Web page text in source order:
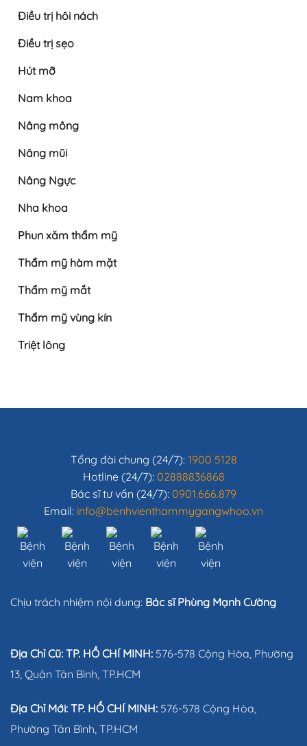
Điều trị hôi nách
Điều trị sẹo
Hút mỡ
Nam khoa
Nâng mông
Nâng mũi
Nâng Ngực
Nha khoa
Phun xăm thẩm mỹ
Thẩm mỹ hàm mặt
Thẩm mỹ mắt
Thẩm mỹ vùng kín
Triệt lông
Tổng đài chung (24/7): 1900 5128
Hotline (24/7): 02888836868
Bác sĩ tư vấn (24/7): 0901.666.879
Email: info@benhvienthammygangwhoo.vn
Chịu trách nhiệm nội dung: Bác sĩ Phùng Mạnh Cường
Địa Chỉ Cũ: TP. HỒ CHÍ MINH: 576-578 Cộng Hòa, Phường
13, Quận Tân Bình, TP.HCM
Địa Chỉ Mới: TP. HỒ CHÍ MINH: 576-578 Cộng Hòa,
Phường Tân Bình, TP.HCM